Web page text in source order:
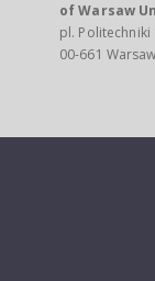
of Warsaw
pl. Politechniki
00-661 Warsaw